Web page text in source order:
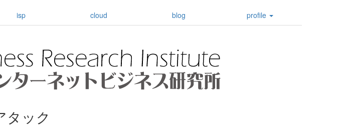
isp cloud blog profile
タック